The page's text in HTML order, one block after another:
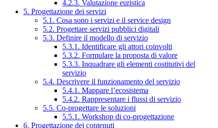
4.2.3. Valutazione euristica
5. Progettazione dei servizi
5.1. Cosa sono i servizi e il service design
5.2. Progettare servizi pubblici digitali
5.3. Definire il modello di servizio
5.3.1. Identificare gli attori coinvolti
5.3.2. Formulare la proposta di valore
5.3.3. Inquadrare gli elementi costitutivi del
servizio
5.4. Descrivere il funzionamento del servizio
5.4.1. Mappare l’ecosistema
5.4.2. Rappresentare i flussi di servizio
5.5. Co-progettare le soluzioni
5.5.1. Workshop di co-progettazione
6. Progettazione dei contenuti